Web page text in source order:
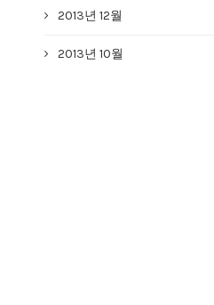
2013년 12월
2013년 10월